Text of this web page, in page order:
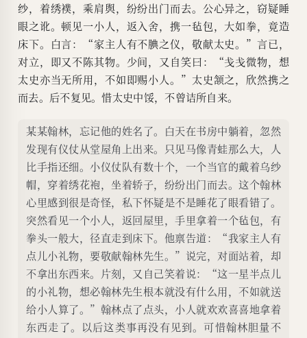
纱，着绣襆，乘肩舆，纷纷出门而去。公心异之，窃疑睡
眼之讹。顿见一小人，返入舍，携一毡包，大如拳，竟造
床下。白言：“家主人有不腆之仪，敬献太史。”言已，
对立，即又不陈其物。少间，又自笑曰：“戋戋微物，想
太史亦当无所用，不如即赐小人。”太史颔之，欣然携之
而去。后不复见。惜太史中馁，不曾诘所自来。
某某翰林，忘记他的姓名了。白天在书房中躺着，忽然
发现有仪仗从堂屋角上出来。只见马像青蛙那么大，人
比手指还细。小仪仗队有数十个，一个当官的戴着乌纱
帽，穿着绣花袍，坐着轿子，纷纷出门而去。这个翰林
心里感到很是奇怪，私下怀疑是不是睡花了眼看错了。
突然看见一个小人，返回屋里，手里拿着一个毡包，有
拳头一般大，径直走到床下。他禀告道：“我家主人有
点儿小礼物，要敬献翰林先生。”说完，对面站着，却
不拿出东西来。片刻，又自己笑着说：“这一星半点儿
的小礼物，想必翰林先生根本就没有什么用，不如就送
给小人算了。”翰林点了点头，小人就欢欢喜喜地拿着
东西走了。以后这类事再没有见到。可惜翰林胆量不